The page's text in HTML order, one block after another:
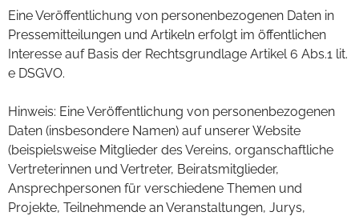
Eine Veröffentlichung von personenbezogenen Daten in
Pressemitteilungen und Artikeln erfolgt im öffentlichen
Interesse auf Basis der Rechtsgrundlage Artikel 6 Abs.1 lit.
e DSGVO.
Hinweis: Eine Veröffentlichung von personenbezogenen
Daten (insbesondere Namen) auf unserer Website
(beispielsweise Mitglieder des Vereins, organschaftliche
Vertreterinnen und Vertreter, Beiratsmitglieder,
Ansprechpersonen für verschiedene Themen und
Projekte, Teilnehmende an Veranstaltungen, Jurys,